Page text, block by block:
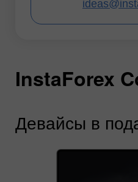
InstaForex
Девайсы в